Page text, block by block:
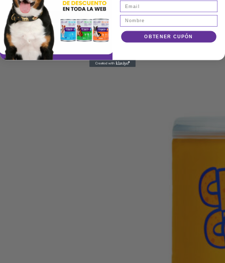
S/19.90
Snack
Crazy
Coins
Cordero
130gr
OBTENER CUPÓN